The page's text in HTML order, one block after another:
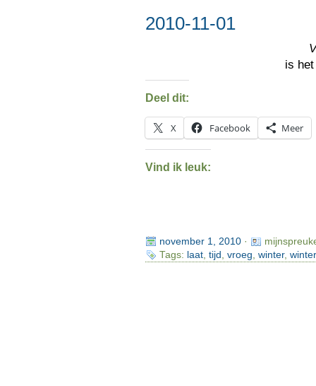
2010-11-01
is
Deel dit:
X Facebook Meer
Vind ik leuk:
november 1, 2010·
Tags: laat, tijd vroeg winter,